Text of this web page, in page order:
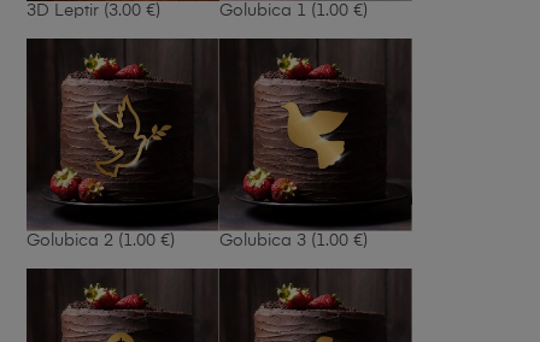
3D Leptir (3.00 €) Golubica 1 (1.00 €)
Golubica 2 (1.00 €) Golubica 3 (1.00 €)